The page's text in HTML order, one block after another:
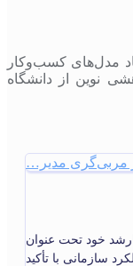
مدل‌های کسب‌وکار
نوین از دانشگاه
ارشد خود تحت عنوان
سازمانی با تأکید